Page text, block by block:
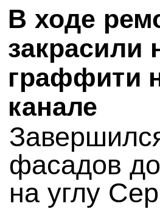
В ходе
закрасили
граффити
канале
фасадов
на углу